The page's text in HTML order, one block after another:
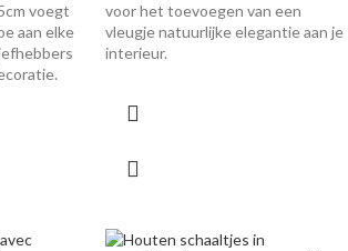
voegt
aan elke
voor het toevoegen van een
vleugje natuurlijke elegantie aan je
interieur.